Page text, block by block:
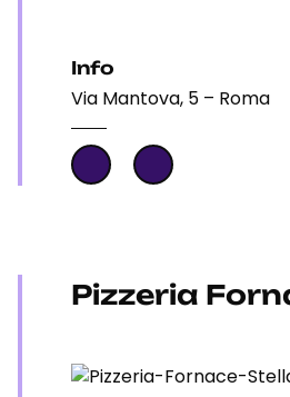
Info
Via Mantova, 5 – Roma
Pizzeria